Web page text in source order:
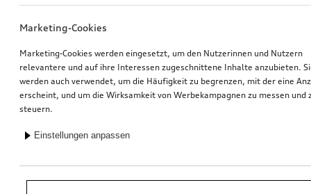
*Unverbindliche Preisempfehlung der Importeurin AMAG Import AG. Inkl.
gesetzlicher MwSt. Preise beim Audi Partner können abweichen; weitere
Marketing-Cookies
Marketing-Cookies werden eingesetzt, um den Nutzerinnen und Nutzern
relevantere und auf ihre Interessen zugeschnittene Inhalte anzubieten.
werden auch verwendet, um die Häufigkeit zu begrenzen, mit der eine
erscheint, und um die Wirksamkeit von Werbekampagnen zu messen und
steuern.
Einstellungen anpassen